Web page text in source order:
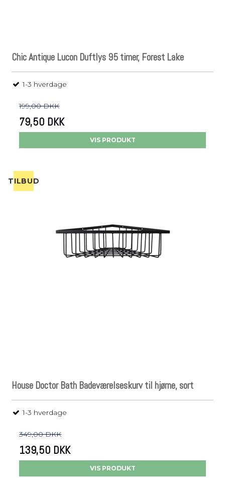
Chic Antique Lucon Duftlys 95 timer, Forest Lake
1-3 hverdage
199,00 DKK
79,50 DKK
VIS PRODUKT
TILBUD
House Doctor Bath Badeværelseskurv til hjørne, sort
1-3 hverdage
349,00 DKK
139,50 DKK
VIS PRODUKT